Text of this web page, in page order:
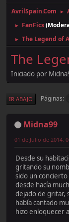
AvrilSpain.Com ►
► FanFics
► The Legend of
The
Iniciado por
IR ABAJO Páginas
Midna99
01 de Julio de 2014,
Desde su
gritando su
sido un
desde hacía
dejado de gritar,
había cantado
hizo enloquecer